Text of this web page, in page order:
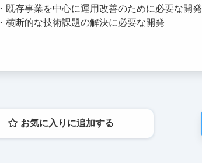
・既存事業を中心に運用改善のために必要な開発
・横断的な技術課題の解決に必要な開発
お気に入りに追加する